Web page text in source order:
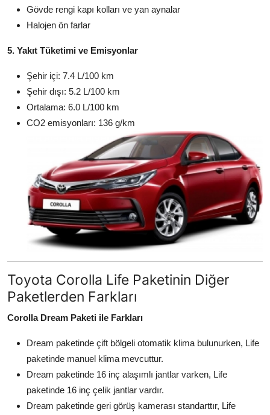
Gövde rengi kapı kolları ve yan aynalar
Halojen ön farlar
5. Yakıt Tüketimi ve Emisyonlar
Şehir içi: 7.4 L/100 km
Şehir dışı: 5.2 L/100 km
Ortalama: 6.0 L/100 km
CO2 emisyonları: 136 g/km
Toyota Corolla Life Paketinin Diğer
Paketlerden Farkları
Corolla Dream Paketi ile Farkları
Dream paketinde çift bölgeli otomatik klima bulunurken, Life
paketinde manuel klima mevcuttur.
Dream paketinde 16 inç alaşımlı jantlar varken, Life
paketinde 16 inç çelik jantlar vardır.
Dream paketinde geri görüş kamerası standarttır, Life